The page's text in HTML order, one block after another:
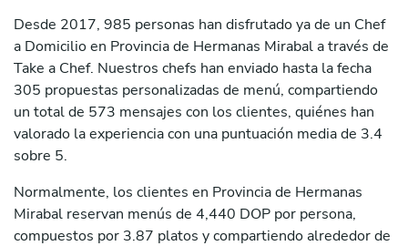
Desde 2017, 985 personas han disfrutado ya de un Chef
a Domicilio en Provincia de Hermanas Mirabal a través de
Take a Chef. Nuestros chefs han enviado hasta la fecha
305 propuestas personalizadas de menú, compartiendo
un total de 573 mensajes con los clientes, quiénes han
valorado la experiencia con una puntuación media de 3.4
sobre 5.
Normalmente, los clientes en Provincia de Hermanas
Mirabal reservan menús de 4,440 DOP por persona,
compuestos por 3.87 platos y compartiendo alrededor de